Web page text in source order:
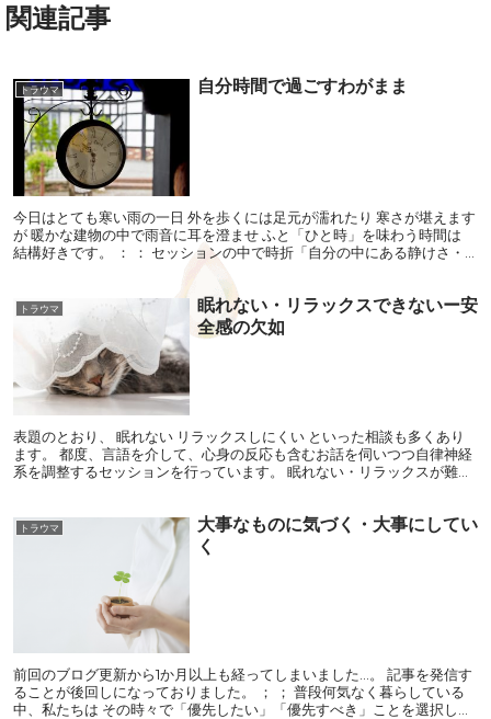
関連記事
トラウマ 自分時間で過ごすわがまま
今日はとても寒い雨の一日 外を歩くには足元が濡れたり 寒さが堪えます
が 暖かな建物の中で雨音に耳を澄ませ ふと「ひと時」を味わう時間は
結構好きです。 ： ： セッションの中で時折「自分の中にある静けさ・
トラウマ
眠れない・リラックスできないー安
全感の欠如
表題のとおり、 眠れない リラックスしにくい といった相談も多くあり
ます。 都度、言語を介して、心身の反応も含むお話を伺いつつ自律神経
系を調整するセッションを行っています。 眠れない・リラックスが難し
トラウマ
大事なものに気づく・大事にしてい
く
前回のブログ更新から1か月以上も経ってしまいました…。 記事を発信す
ることが後回しになっておりました。 ； ； 普段何気なく暮らしている
中、私たちは その時々で「優先したい」「優先すべき」ことを選択し